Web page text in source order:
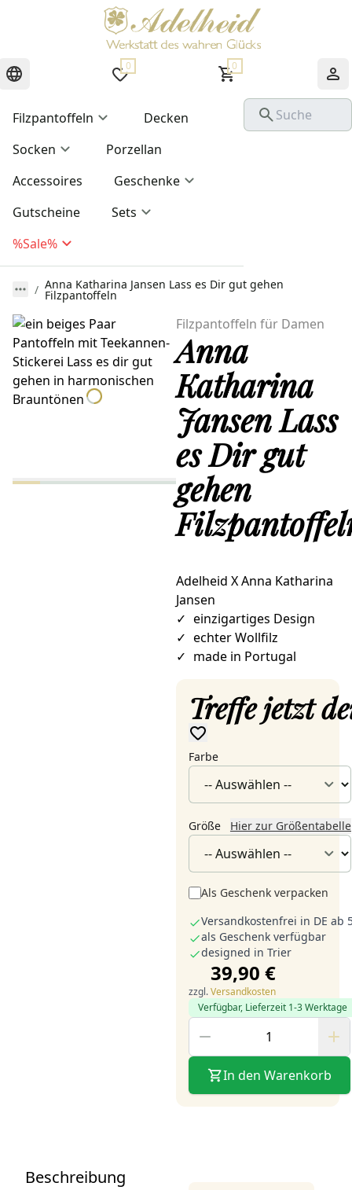
0 0
Filzpantoffeln
Decken
Socken
Porzellan
Accessoires
Geschenke
Gutscheine
Sets
%Sale%
Anna Katharina Jansen Lass es Dir gut gehen
Filzpantoffeln
Filzpantoffeln für Damen
Anna
Katharina
Jansen Lass
es Dir gut
gehen
Adelheid X Anna Katharina
Jansen
✓ einzigartiges Design
✓ echter Wollfilz
✓ made in Portugal
Treffe jetzt
Farbe
Größe Hier zur Größentabelle
Als Geschenk verpacken
Versandkostenfrei in DE ab
als Geschenk verfügbar
designed in Trier
39,90 €
zzgl.Versandkosten
Verfügbar, Lieferzeit 1-3 Werktage
In den Warenkorb
Beschreibung